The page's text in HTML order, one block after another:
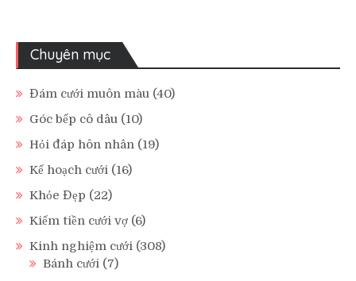
Chuyên mục
Đám cưới muôn màu (40)
Góc bếp cô dâu (10)
Hỏi đáp hôn nhân (19)
Kế hoạch cưới (16)
Khỏe Đẹp (22)
Kiếm tiền cưới vợ (6)
Kinh nghiệm cưới (308)
Bánh cưới (7)